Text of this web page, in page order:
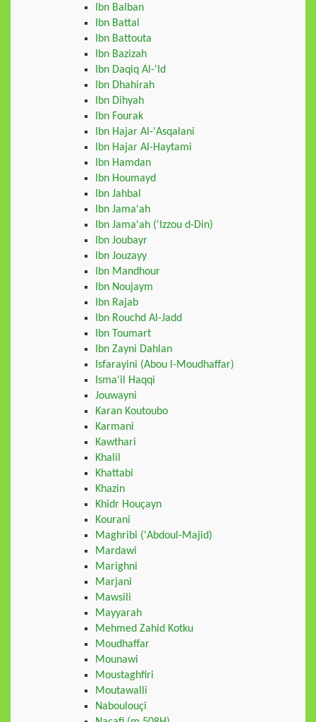
Ibn Balban
Ibn Battal
Ibn Battouta
Ibn Bazizah
Ibn Daqiq Al-'Id
Ibn Dhahirah
Ibn Dihyah
Ibn Fourak
Ibn Hajar Al-'Asqalani
Ibn Hajar Al-Haytami
Ibn Hamdan
Ibn Houmayd
Ibn Jahbal
Ibn Jama'ah
Ibn Jama'ah ('Izzou d-Din)
Ibn Joubayr
Ibn Jouzayy
Ibn Mandhour
Ibn Noujaym
Ibn Rajab
Ibn Rouchd Al-Jadd
Ibn Toumart
Ibn Zayni Dahlan
Isfarayini (Abou l-Moudhaffar)
Isma'il Haqqi
Jouwayni
Karan Koutoubo
Karmani
Kawthari
Khalil
Khattabi
Khazin
Khidr Houçayn
Kourani
Maghribi ('Abdoul-Majid)
Mardawi
Marighni
Marjani
Mawsili
Mayyarah
Mehmed Zahid Kotku
Moudhaffar
Mounawi
Moustaghfiri
Moutawalli
Naboulouçi